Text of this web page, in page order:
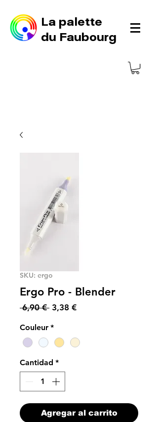
La palette
du Faubourg
SKU: ergo
Ergo Pro - Blender
6,90 € Precio
3,38 €Precio
Couleur *
Cantidad *
Agregar al carrito